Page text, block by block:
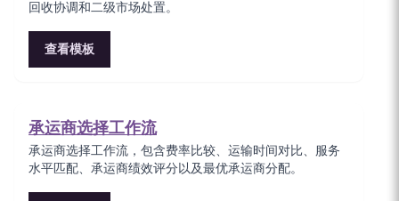
回收协调和二级市场处置。
查看模板
承运商选择工作流
承运商选择工作流，包含费率比较、运输时间对比、服务
水平匹配、承运商绩效评分以及最优承运商分配。